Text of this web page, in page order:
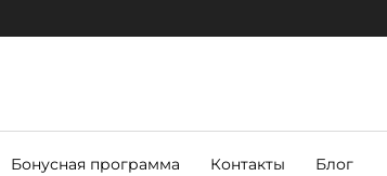
Бонусная программа Контакты Блог